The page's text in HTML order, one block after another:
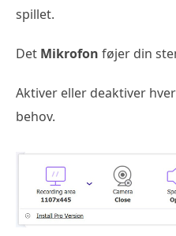
spillet.
Det Mikrofon føjer din
Aktiver eller deaktiver
behov.